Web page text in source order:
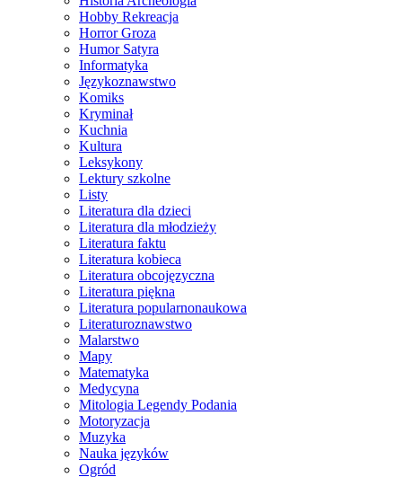
Hobby Rekreacja
Horror Groza
Humor Satyra
Informatyka
Językoznawstwo
Komiks
Kryminał
Kuchnia
Kultura
Leksykony
Lektury szkolne
Listy
Literatura dla dzieci
Literatura dla młodzieży
Literatura faktu
Literatura kobieca
Literatura obcojęzyczna
Literatura piękna
Literatura popularnonaukowa
Literaturoznawstwo
Malarstwo
Mapy
Matematyka
Medycyna
Mitologia Legendy Podania
Motoryzacja
Muzyka
Nauka języków
Ogród